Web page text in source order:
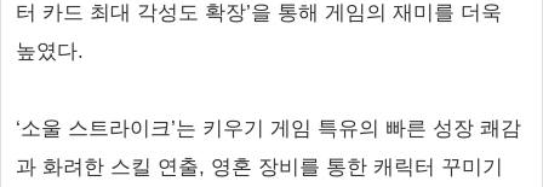
터 카드 최대 각성도 확장’을 통해 게임의 재미를 더욱
높였다.
‘소울 스트라이크’는 키우기 게임 특유의 빠른 성장 쾌감
과 화려한 스킬 연출, 영혼 장비를 통한 캐릭터 꾸미기